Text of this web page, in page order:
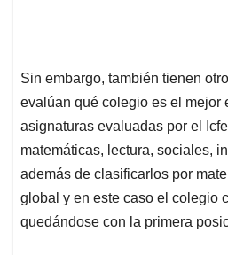
Sin embargo, también tienen
evalúan qué colegio es el mejor
asignaturas evaluadas por el
matemáticas, lectura, sociales,
además de clasificarlos por
global y en este caso el colegio
quedándose con la primera